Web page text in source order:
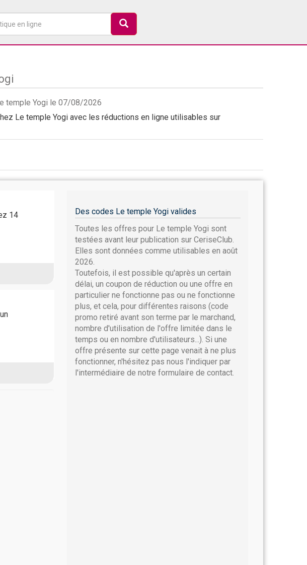
temple Yogi le 07/08/2026
Le temple Yogi avec les réductions en ligne utilisables sur
14
Des codes Le temple Yogi valides
Toutes les offres pour Le temple Yogi sont
testées avant leur publication sur CeriseClub.
Elles sont données comme utilisables en août
2026.
Toutefois, il est possible qu'après un certain
délai, un coupon de réduction ou une offre en
particulier ne fonctionne pas ou ne fonctionne
plus, et cela, pour différentes raisons (code
promo retiré avant son terme par le marchand,
nombre d'utilisation de l'offre limitée dans le
temps ou en nombre d'utilisateurs...). Si une
offre présente sur cette page venait à ne plus
fonctionner, n'hésitez pas nous l'indiquer par
l'intermédiaire de notre formulaire de contact.